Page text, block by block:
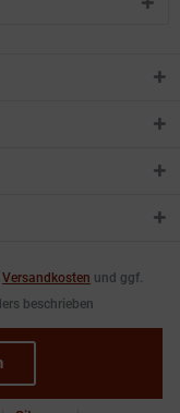
Versandkosten und ggf.
beschrieben